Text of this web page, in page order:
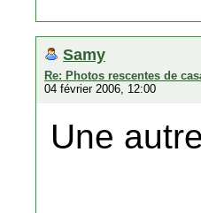
Samy
Re: Photos rescentes de
04 février 2006, 12:00
Une